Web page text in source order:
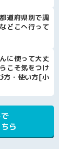
道府県別で調
どこへ行って
に使って大丈
こそ気をつけ
方・使い方[小
ら